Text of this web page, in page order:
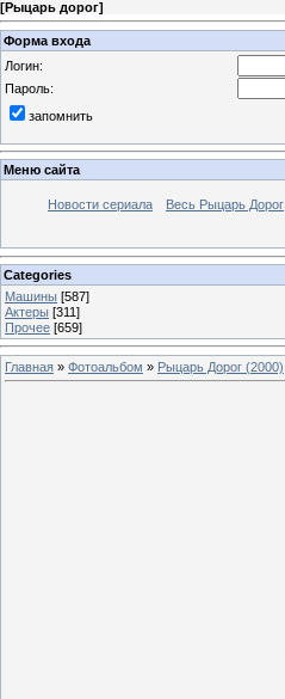
[Рыцарь дорог]
Форма входа
Логин:
Пароль:
запомнить
Меню сайта
Новости сериала Весь Рыцарь Дорог
Categories
Машины [587]
Актеры [311]
Прочее [659]
Главная » Фотоальбом » Рыцарь Дорог (2000)